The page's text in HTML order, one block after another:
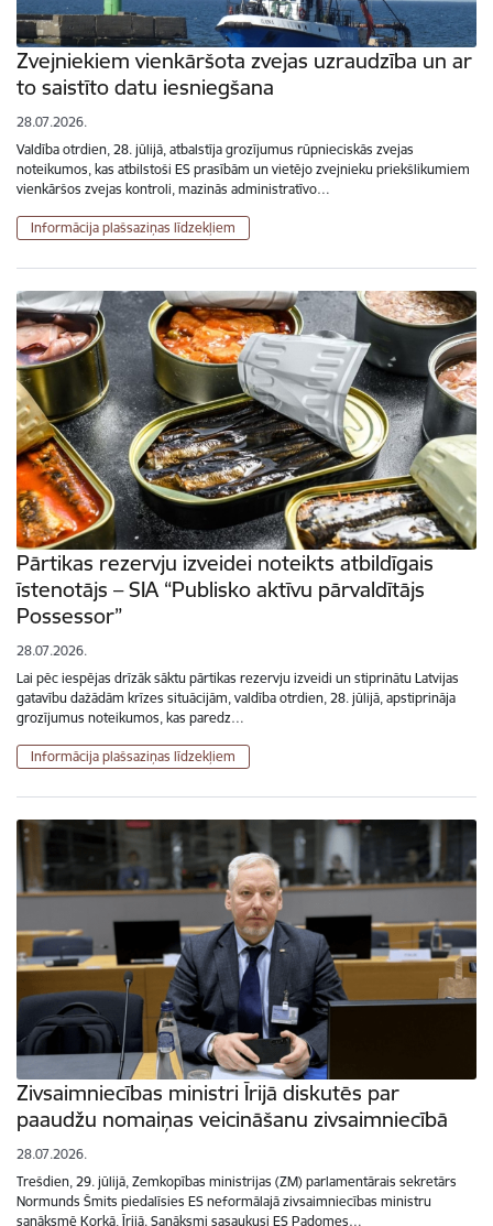
Zvejniekiem vienkāršota zvejas uzraudzība un ar
to saistīto datu iesniegšana
28.07.2026.
Valdība otrdien, 28. jūlijā, atbalstīja grozījumus rūpnieciskās zvejas
noteikumos, kas atbilstoši ES prasībām un vietējo zvejnieku priekšlikumiem
vienkāršos zvejas kontroli, mazinās administratīvo…
Informācija plašsaziņas līdzekļiem
Pārtikas rezervju izveidei noteikts atbildīgais
īstenotājs – SIA “Publisko aktīvu pārvaldītājs
Possessor”
28.07.2026.
Lai pēc iespējas drīzāk sāktu pārtikas rezervju izveidi un stiprinātu Latvijas
gatavību dažādām krīzes situācijām, valdība otrdien, 28. jūlijā, apstiprināja
grozījumus noteikumos, kas paredz…
Informācija plašsaziņas līdzekļiem
Zivsaimniecības ministri Īrijā diskutēs par
paaudžu nomaiņas veicināšanu zivsaimniecībā
28.07.2026.
Trešdien, 29. jūlijā, Zemkopības ministrijas (ZM) parlamentārais sekretārs
Normunds Šmits piedalīsies ES neformālajā zivsaimniecības ministru
sanāksmē Korkā, Īrijā. Sanāksmi sasaukusi ES Padomes…